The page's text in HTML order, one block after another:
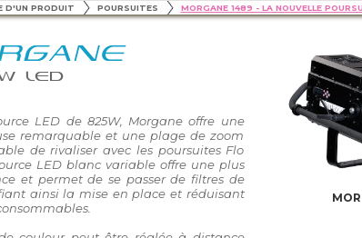
D'UN PRODUIT POURSUITES MORGANE 1489 - LA NOUVELLE
LED
LED de 825W, Morgane offre une
remarquable et une plage de zoom
de rivaliser avec les poursuites Flo
LED blanc variable offre une plus
et permet de se passer de filtres de
ainsi la mise en place et réduisant